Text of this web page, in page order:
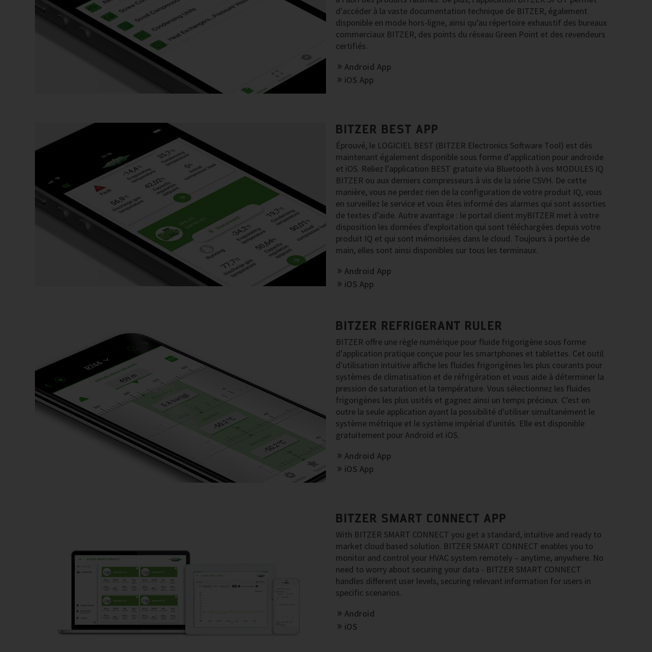
d'accéder à la vaste documentation technique de BITZER, également
disponible en mode hors-ligne, ainsi qu’au répertoire exhaustif des bureaux
commerciaux BITZER, des points du réseau Green Point et des revendeurs
certifiés.
Android App
iOS App
BITZER BEST APP
Éprouvé, le LOGICIEL BEST (BITZER Electronics Software Tool) est dès
maintenant également disponible sous forme d’application pour androïde
et iOS. Reliez l’application BEST gratuite via Bluetooth à vos MODULES IQ
BITZER ou aux derniers compresseurs à vis de la série CSVH. De cette
manière, vous ne perdez rien de la configuration de votre produit IQ, vous
en surveillez le service et vous êtes informé des alarmes qui sont assorties
de textes d’aide. Autre avantage : le portail client myBITZER met à votre
disposition les données d'exploitation qui sont téléchargées depuis votre
produit IQ et qui sont mémorisées dans le cloud. Toujours à portée de
main, elles sont ainsi disponibles sur tous les terminaux.
Android App
iOS App
BITZER REFRIGERANT RULER
BITZER offre une règle numérique pour fluide frigorigène sous forme
d'application pratique conçue pour les smartphones et tablettes. Cet outil
d'utilisation intuitive affiche les fluides frigorigènes les plus courants pour
systèmes de climatisation et de réfrigération et vous aide à déterminer la
pression de saturation et la température. Vous sélectionnez les fluides
frigorigènes les plus usités et gagnez ainsi un temps précieux. C'est en
outre la seule application ayant la possibilité d'utiliser simultanément le
système métrique et le système impérial d'unités. Elle est disponible
gratuitement pour Android et iOS.
Android App
iOS App
BITZER SMART CONNECT APP
With BITZER SMART CONNECT you get a standard, intuitive and ready to
market cloud based solution. BITZER SMART CONNECT enables you to
monitor and control your HVAC system remotely – anytime, anywhere. No
need to worry about securing your data - BITZER SMART CONNECT
handles different user levels, securing relevant information for users in
specific scenarios.
Android
iOS